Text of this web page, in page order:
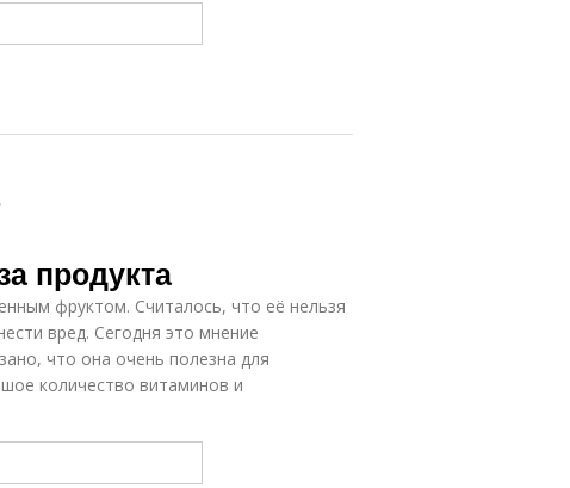
продукта
фруктом. Считалось, что её нельзя
вред. Сегодня это мнение
что она очень полезна для
количество витаминов и